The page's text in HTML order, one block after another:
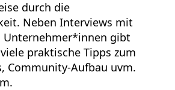
durch die
Neben Interviews mit
Unternehmer*innen gibt
praktische Tipps zum
Community-Aufbau uvm.